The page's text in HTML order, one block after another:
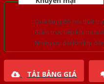
Quà tặng đồ nội thất
Giảm trực tiếp khi mua
Nhiều ưu đãi lớn khi
TẢI BẢNG GIÁ